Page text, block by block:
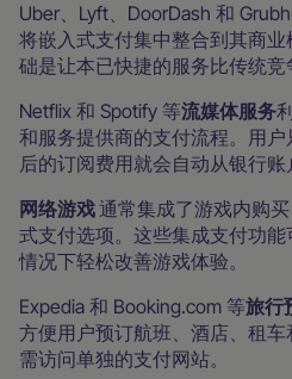
Uber、Lyft、DoorDash 和
将嵌入式支付集中整合到其商
础是让本已快捷的服务比传统竞
Netflix 和 Spotify 等流媒体服务
和服务提供商的支付流程。用
后的订阅费用就会自动从银行账
网络游戏通常集成了游戏内购
式支付选项。这些集成支付功
情况下轻松改善游戏体验。
Expedia 和 Booking.com 等旅行
方便用户预订航班、酒店、租
需访问单独的支付网站。